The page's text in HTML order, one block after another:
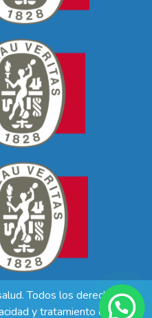
Todos los derechos
y tratamiento de datos